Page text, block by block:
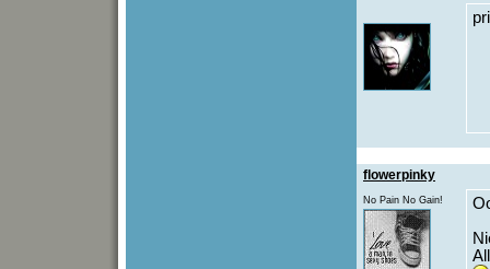
flowerpinky
No Pain No Gain!